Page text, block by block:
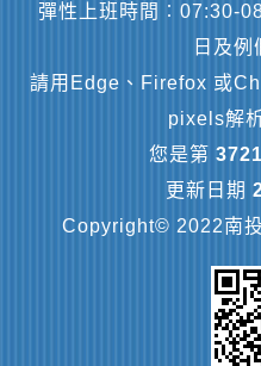
彈性上班時間︰07:30-
日及例
請用Edge、Firefox 或
pixels解
您是第
更新日期
Copyright© 2022南